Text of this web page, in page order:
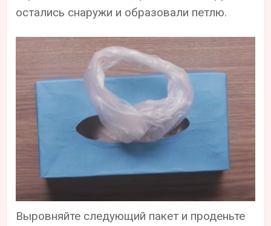
остались снаружи и образовали петлю.
Выровняйте следующий пакет и проденьте